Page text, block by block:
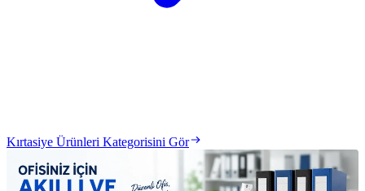
Kırtasiye Ürünleri Kategorisini Gör